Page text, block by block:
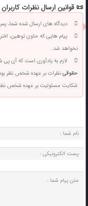
📜 قوانین ارسال نظرات کاربران
دیدگاه های ارسال شده شما،
پیام هایی که حاوی توهین،
نخواهد شد.
لازم به یادآوری است که آی
حقوقینظرات بر عهده شخص نظر
شکایت مسئولیت بر عهده شخص نظر